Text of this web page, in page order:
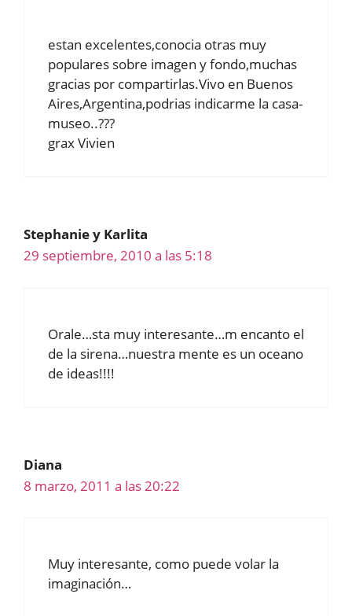
estan excelentes,conocia otras muy
populares sobre imagen y fondo,muchas
gracias por compartirlas.Vivo en Buenos
Aires,Argentina,podrias indicarme la casa-
museo..???
grax Vivien
Stephanie y Karlita
29 septiembre, 2010 a las 5:18
Orale…sta muy interesante…m encanto el
de la sirena…nuestra mente es un oceano
de ideas!!!!
Diana
8 marzo, 2011 a las 20:22
Muy interesante, como puede volar la
imaginación…